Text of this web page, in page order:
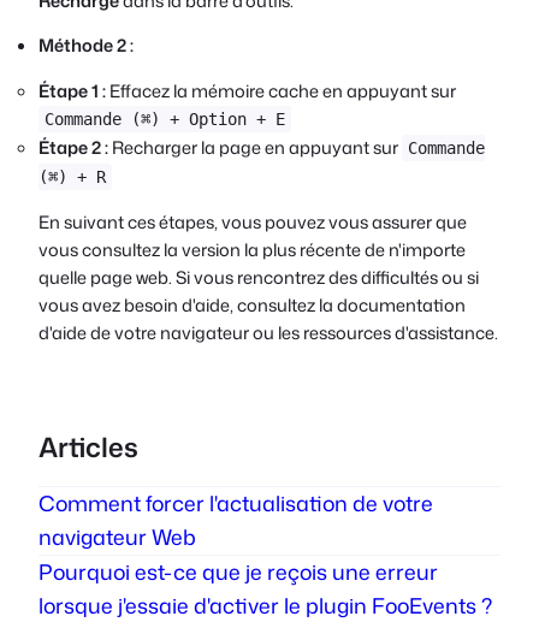
Méthode 2 :
Étape 1 :Effacez la mémoire cache en appuyant sur
Commande (⌘) + Option + E
Étape 2 :Recharger la page en appuyant sur Commande
(⌘) + R
En suivant ces étapes, vous pouvez vous assurer que
vous consultez la version la plus récente de n'importe
quelle page web. Si vous rencontrez des difficultés ou si
vous avez besoin d'aide, consultez la documentation
d'aide de votre navigateur ou les ressources d'assistance.
Articles
Comment forcer l'actualisation de votre
navigateur Web
Pourquoi est-ce que je reçois une erreur
lorsque j'essaie d'activer le plugin FooEvents ?